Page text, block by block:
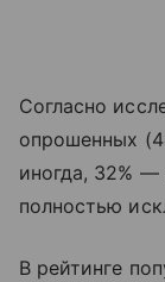
Согласно
опрошенных
иногда, 32% —
полностью
В рейтинге